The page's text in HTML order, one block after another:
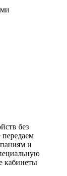
без
и
кабинеты